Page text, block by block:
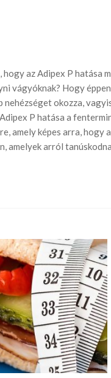
az Adipex P hatása
vágyóknak? Hogy
nehézséget okozza,
P hatása a
amely képes arra, hogy
amelyek arról